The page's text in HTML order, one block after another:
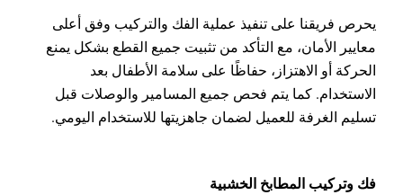
يحرص فريقنا على تنفيذ عملية الفك والتركيب وفق أعلى
معايير الأمان، مع التأكد من تثبيت جميع القطع بشكل يمنع
الحركة أو الاهتزاز، حفاظًا على سلامة الأطفال بعد
الاستخدام. كما يتم فحص جميع المسامير والوصلات قبل
تسليم الغرفة للعميل لضمان جاهزيتها للاستخدام اليومي.
فك وتركيب المطابخ الخشبية